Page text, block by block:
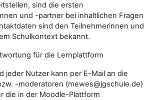
sind die ersten
und -partnerbei inhaltlichen Fragen
sind den Teilnehmerinnen und
Schulkontext bekannt.
für die Lernplattform
jeder Nutzer kann per E-Mail an die
-moderatoren (mewes@jgschule.de)
die in der Moodle-Plattform